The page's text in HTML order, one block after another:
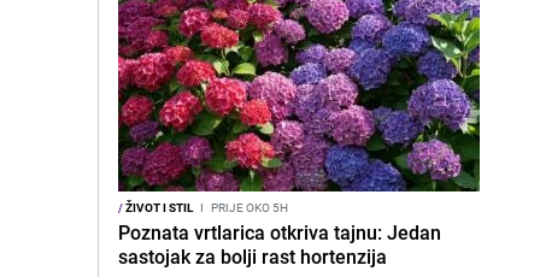
/ŽIVOT I STIL I PRIJE OKO 5H
Poznata vrtlarica otkriva tajnu: Jedan
sastojak za bolji rast hortenzija